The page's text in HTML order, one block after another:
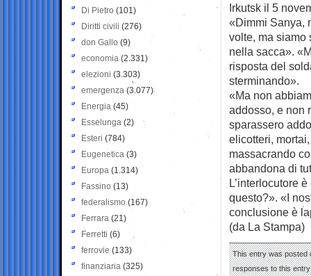
Irkutsk il 5
«Dimmi Sanya,
volte, ma siamo
nella sacca».
risposta del
sterminando».
«Ma non
addosso, e non
sparassero
elicotteri,
massacrando
abbandona di
L’interlocutore
questo?». «I
conclusione è
(da La Stampa)
This entry was posted
responses to this
Di Pietro (101)
Diritti civili (276)
don Gallo (9)
economia (2.331)
elezioni (3.303)
emergenza (3.077)
Energia (45)
Esselunga (2)
Esteri (784)
Eugenetica (3)
Europa (1.314)
Fassino (13)
federalismo (167)
Ferrara (21)
Ferretti (6)
ferrovie (133)
finanziaria (325)